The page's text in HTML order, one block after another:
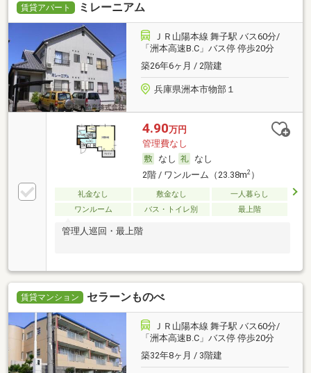
賃貸アパート ミレーニアム
ＪＲ山陽本線 舞子駅 バス60分/
「洲本高速B.C」バス停 停歩20分
築26年6ヶ月 / 2階建
兵庫県洲本市物部１
4.90万円
管理費なし
なし
なし
2階 / ワンルーム（23.38m2）
礼金なし 敷金なし
一人暮らし
ワンルーム
バス・トイレ別 最上階
管理人巡回・最上階
賃貸マンション セラーンものべ
ＪＲ山陽本線 舞子駅 バス60分/
「洲本高速B.C」バス停 停歩20分
築32年8ヶ月 / 3階建